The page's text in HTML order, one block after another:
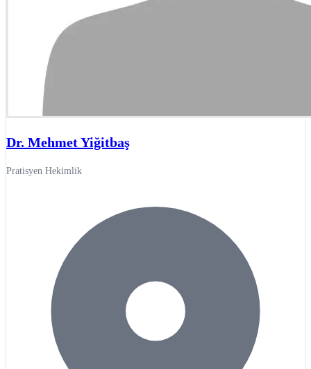
Dr. Mehmet Yiğitbaş
Pratisyen Hekimlik